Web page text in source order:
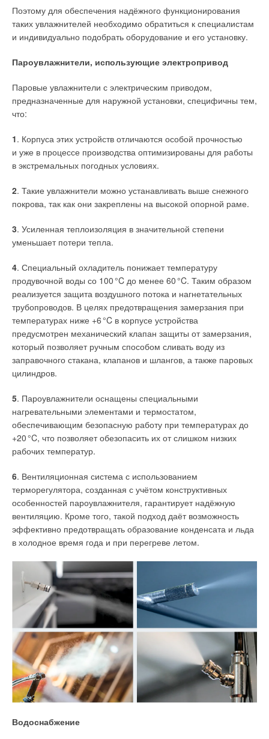
Поэтому для обеспечения надёжного функционирования
таких увлажнителей необходимо обратиться к специалистам
и индивидуально подобрать оборудование и его установку.
Пароувлажнители, использующие электропривод
Паровые увлажнители с электрическим приводом,
предназначенные для наружной установки, специфичны тем,
что:
1. Корпуса этих устройств отличаются особой прочностью
и уже в процессе производства оптимизированы для работы
в экстремальных погодных условиях.
2. Такие увлажнители можно устанавливать выше снежного
покрова, так как они закреплены на высокой опорной раме.
3. Усиленная теплоизоляция в значительной степени
уменьшает потери тепла.
4. Специальный охладитель понижает температуру
продувочной воды со 100°C до менее 60°C. Таким образом
реализуется защита воздушного потока и нагнетательных
трубопроводов. В целях предотвращения замерзания при
температурах ниже +6°C в корпусе устройства
предусмотрен механический клапан защиты от замерзания,
который позволяет ручным способом сливать воду из
заправочного стакана, клапанов и шлангов, а также паровых
цилиндров.
5. Пароувлажнители оснащены специальными
нагревательными элементами и термостатом,
обеспечивающим безопасную работу при температурах до
+20°C, что позволяет обезопасить их от слишком низких
рабочих температур.
6. Вентиляционная система с использованием
терморегулятора, созданная с учётом конструктивных
особенностей пароувлажнителя, гарантирует надёжную
вентиляцию. Кроме того, такой подход даёт возможность
эффективно предотвращать образование конденсата и льда
в холодное время года и при перегреве летом.
Водоснабжение
и магистерской подготовки;
совокупность учебников и учебных пособий;
оригинальные лекционные курсы;
образования и другие средства технического обучения;
тестовые материалы для контроля знаний обучающихся;
научно-методическое обеспечение и лабораторную базу
Научно-образовательного центра «Возобновляемые виды
энергии и установки на их основе» (НОЦ «ВИЭ») СПбПУ
Современные тренды развития экономики РФ связаны
с цифровизацией всех этапов жизненного цикла объекта,
двойников [4]. Процесс создания таких сложных структур
требует разработки и внедрения современных цифровых
обеспечивающих высокую экономическую эффективность,
повышение качества проекта, минимизации воздействия
цифровых технологий проектирования, строительства,
эксплуатации и управления требуют подготовки кадров
нового уровня, способных быстро встраиваться
в производственные проблемы, принимать конструктивные
решения и предлагать новые инновационные решения, как
в области конструктивных решений по созданию технических
объектов, так и обоснованию принятия решений по выбору
наиболее эффективного варианта реализации проекта
с минимальным воздействием на окружающую среду. В
процесс обучения вводятся новые дисциплины: 3D-
моделирование объекта, BIM-технологии, современные
программные комплексы для проектирования [9].
Системная подготовка специалистов в Инженерно-
строительном институте (ИСИ) СПбПУ опирается на базовую
программу бакалавриата 08.03.01_04 «
энергетическое и арктическое строительство
Современные задачи развития экономики требуют
специалистов, способных осуществлять проектирование,
реконструкцию и эксплуатацию объектов энергетического
и гидротехнического строительства, в том числе в Арктике,
к которым не применимо типовое проектирование и для
каждого проекта необходим индивидуальный подход по
разработке новых технических решений. Поэтому
к компетенциям проектировщиков, разрабатывающим
проекты в области энергетического строительства,
предъявляются особенно высокие требования с учётом
большого разнообразия объектов и их специфики.
Магистерский уровень подготовки в СПбПУ обеспечивается
двумя магистерскими программами, одна из которых —
08.04.01_24 «Проектирование объектов возобновляемой
энергетики с использованием цифровых технологий» —
направлениям — «